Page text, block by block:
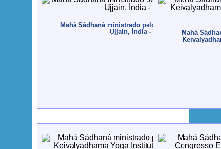
Mahá Sádhaná ministrado pelo Guru Jí no Kumbha
Ujjain, Índia - 2016, MaioMahá